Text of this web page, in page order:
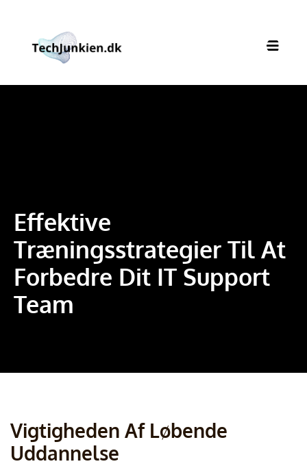
Effektive
Træningsstrategier Til At
Forbedre Dit IT Support
Team
Vigtigheden Af Løbende
Uddannelse